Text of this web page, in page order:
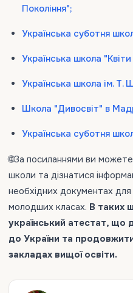
Покоління";
Українська суботня
Українська школа
Українська школа iм. Т.
Школа "Дивосвіт" в
Українська суботня
🌐За посиланнями ви
школи та дізнатися
необхідних документах
молодших класах. В таких
український атестат, що
до України та
закладах вищої освіти.